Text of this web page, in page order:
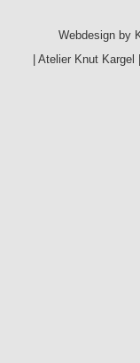
Webdesign by
|Atelier Knut Kargel